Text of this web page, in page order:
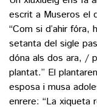
escrit a Museros el
“Com si d’ahir
setanta del sigle
dóna als dos ara, /
plantat.” El
esposa i musa
enrere: “La xiqueta